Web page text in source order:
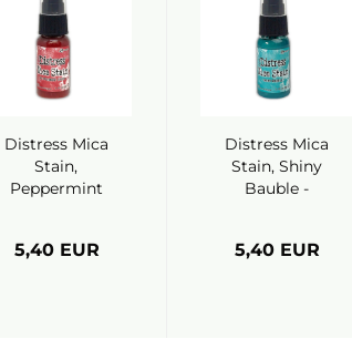
Distress Mica
Stain,
Peppermint
5,40 EUR
Distress Mica
Stain, Shiny
Bauble -
5,40 EUR